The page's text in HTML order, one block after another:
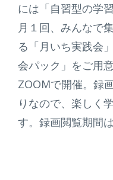
には「自習型の学
月１回、みんなで
る「月いち実践会
会パック」をご用
ZOOMで開催。録
りなので、楽しく
す。録画閲覧期間